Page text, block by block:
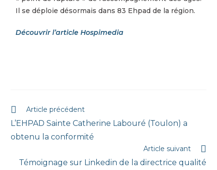
Il se déploie désormais dans 83 Ehpad de la région.
Découvrir l’article Hospimedia
Article précédent
L’EHPAD Sainte Catherine Labouré (Toulon) a
obtenu la conformité
Article suivant
Témoignage sur Linkedin de la directrice qualité